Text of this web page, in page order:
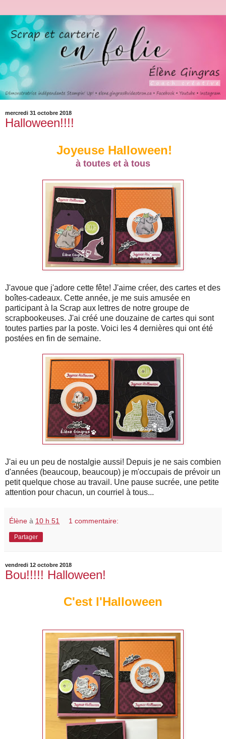
mercredi 31 octobre 2018
Halloween!!!!
Joyeuse Halloween!
à toutes et à tous
J'avoue que j'adore cette fête! J'aime créer, des cartes et des
boîtes-cadeaux. Cette année, je me suis amusée en
participant à la Scrap aux lettres de notre groupe de
scrapbookeuses. J'ai créé une douzaine de cartes qui sont
toutes parties par la poste. Voici les 4 dernières qui ont été
postées en fin de semaine.
J'ai eu un peu de nostalgie aussi! Depuis je ne sais combien
d'années (beaucoup, beaucoup) je m'occupais de prévoir un
petit quelque chose au travail. Une pause sucrée, une petite
attention pour chacun, un courriel à tous...
Élène à 10 h 51 1 commentaire:
Partager
vendredi 12 octobre 2018
Bou!!!!! Halloween!
C'est l'Halloween